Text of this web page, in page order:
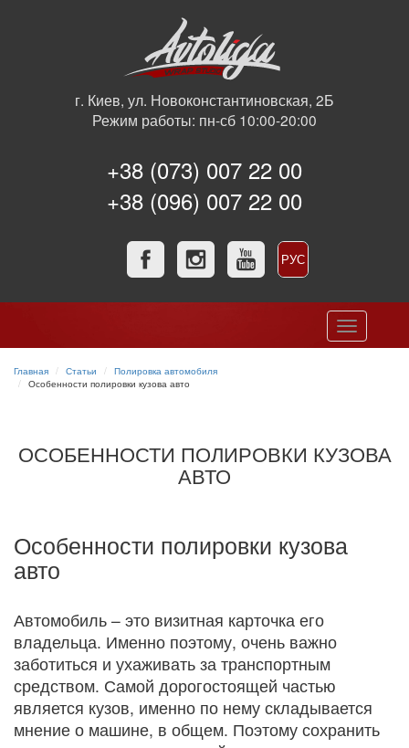
г. Киев, ул. Новоконстантиновская, 2Б
Режим работы: пн-сб 10:00-20:00
+38 (073) 007 22 00
+38 (096) 007 22 00
РУС
Toggle
navigation
Главная Статьи
Полировка автомобиля
Особенности полировки кузова авто
ОСОБЕННОСТИ ПОЛИРОВКИ КУЗОВА
АВТО
Особенности полировки кузова
авто
Автомобиль – это визитная карточка его
владельца. Именно поэтому, очень важно
заботиться и ухаживать за транспортным
средством. Самой дорогостоящей частью
является кузов, именно по нему складывается
мнение о машине, в общем. Поэтому сохранить